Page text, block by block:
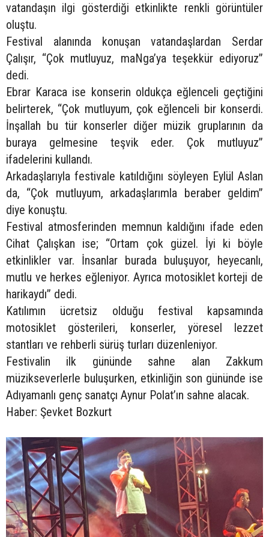
vatandaşın ilgi gösterdiği etkinlikte renkli görüntüler
oluştu.
Festival alanında konuşan vatandaşlardan Serdar
Çalışır, “Çok mutluyuz, maNga’ya teşekkür ediyoruz”
dedi.
Ebrar Karaca ise konserin oldukça eğlenceli geçtiğini
belirterek, “Çok mutluyum, çok eğlenceli bir konserdi.
İnşallah bu tür konserler diğer müzik gruplarının da
buraya gelmesine teşvik eder. Çok mutluyuz”
ifadelerini kullandı.
Arkadaşlarıyla festivale katıldığını söyleyen Eylül Aslan
da, “Çok mutluyum, arkadaşlarımla beraber geldim”
diye konuştu.
Festival atmosferinden memnun kaldığını ifade eden
Cihat Çalışkan ise; “Ortam çok güzel. İyi ki böyle
etkinlikler var. İnsanlar burada buluşuyor, heyecanlı,
mutlu ve herkes eğleniyor. Ayrıca motosiklet korteji de
harikaydı” dedi.
Katılımın ücretsiz olduğu festival kapsamında
motosiklet gösterileri, konserler, yöresel lezzet
stantları ve rehberli sürüş turları düzenleniyor.
Festivalin ilk gününde sahne alan Zakkum
müzikseverlerle buluşurken, etkinliğin son gününde ise
Adıyamanlı genç sanatçı Aynur Polat’ın sahne alacak.
Haber: Şevket Bozkurt